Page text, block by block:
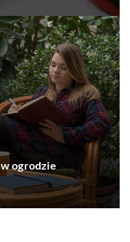
ogrodzie